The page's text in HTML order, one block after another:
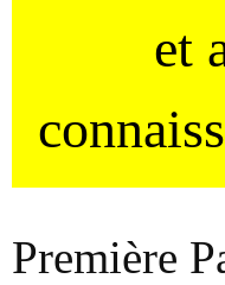
et
Première